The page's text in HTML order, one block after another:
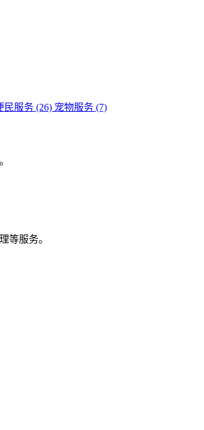
民服务 (26) 宠物服务 (7)
等服务。